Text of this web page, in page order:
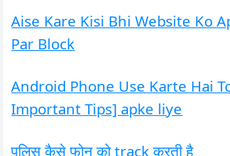
Aise Kare Kisi Bhi Website Ko
Par Block
Android Phone Use Karte Hai
Important Tips] apke liye
पुलिस कैसे फोन को track करती है